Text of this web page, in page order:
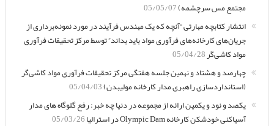
مجتمع مس سرچشمه)05/05/07
انتشار کتابچه مهارتی “آنچه که یک مهندس فرآیند در مورد نمونه‌برداری از
جریان‌های کارخانه‌های فرآوری مواد باید بداند” توسط مرکز تحقیقات فرآوری
مواد کاشی‌گر 05/04/28
چهارصد و هشتاد و نهمین جلسه هفتگی مرکز تحقیقات فرآوری مواد کاشی‌گر
(استانداردسازی راهبری مدار کارخانه مولیبدن)05/04/03
یکصد و نود و یکمین ارائه از مجموعه در دنیا چه خبر: رفع گلوگاه های مدار
آسیاکنی خودشکن کارخانه Olympic Dam در استرالیا
05/03/26